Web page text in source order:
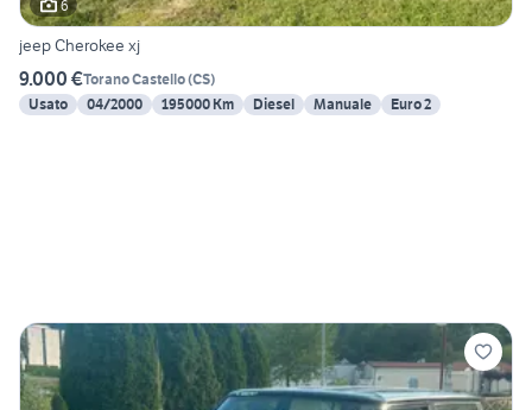
6
jeep Cherokee xj
9.000 €Torano Castello(CS)
Usato
04/2000 195000 Km Diesel Manuale Euro 2